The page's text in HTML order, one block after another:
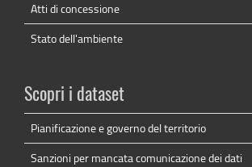
Atti di concessione
Stato dell'ambiente
Scopri i dataset
Pianificazione e governo del territorio
Sanzioni per mancata comunicazione dei dati